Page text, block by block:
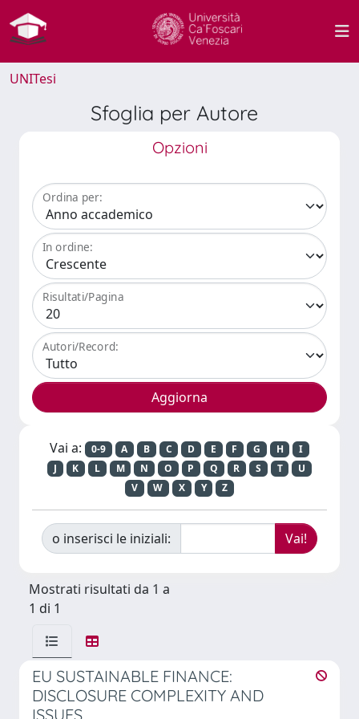
UNITesi
Sfoglia per Autore
Opzioni
Ordina per:
In ordine:
Risultati/Pagina
Autori/Record:
Vai a: 0-9 A B C D E F G H
I
J
K L M N O P Q R S T
U
V
W X Y Z
o inserisci le iniziali:
Mostrati risultati da 1 a
1 di 1
EU SUSTAINABLE FINANCE:
DISCLOSURE COMPLEXITY AND
ISSUES